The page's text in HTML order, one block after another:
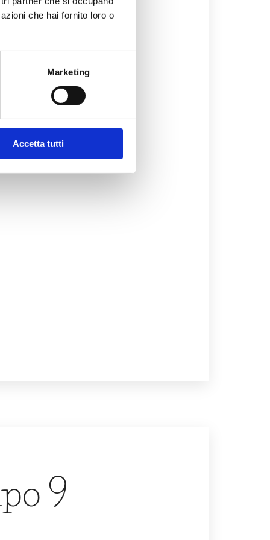
che hai fornito loro o
Marketing
Accetta tutti
di amici e familiari è
essere un vero e proprio
9